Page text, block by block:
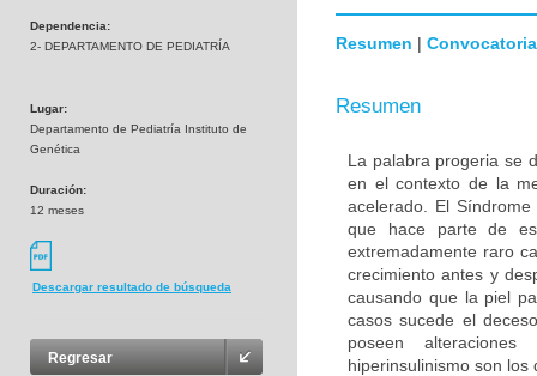
Dependencia:
2- DEPARTAMENTO DE PEDIATRÍA
Lugar:
Departamento de Pediatría Instituto de
Genética
Duración:
12 meses
Descargar resultado de búsqueda
Regresar
Resumen | Convocatoria
Resumen
La palabra progeria se
en el contexto de la
acelerado. El
que hace parte de
extremadamente raro
crecimiento antes y
causando que la piel
casos sucede el
poseen alteraciones
hiperinsulinismo son